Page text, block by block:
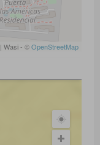
| Wasi - ©OpenStreetMap